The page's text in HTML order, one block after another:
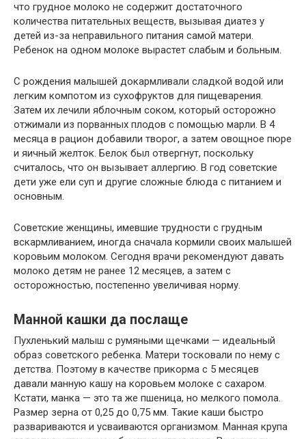
что грудное молоко не содержит достаточного
количества питательных веществ, вызывая диатез у
детей из-за неправильного питания самой матери.
Ребенок на одном молоке вырастет слабым и больным.
С рождения малышей докармливали сладкой водой или
легким компотом из сухофруктов для пищеварения.
Затем их лечили яблочным соком, который осторожно
отжимали из порванных плодов с помощью марли. В 4
месяца в рацион добавили творог, а затем овощное пюре
и яичный желток. Белок был отвергнут, поскольку
считалось, что он вызывает аллергию. В год советские
дети уже ели суп и другие сложные блюда с питанием и
основным.
Советские женщины, имевшие трудности с грудным
вскармливанием, иногда сначала кормили своих малышей
коровьим молоком. Сегодня врачи рекомендуют давать
молоко детям не ранее 12 месяцев, а затем с
осторожностью, постепенно увеличивая норму.
Манной кашки да послаще
Пухленький малыш с румяными щечками — идеальный
образ советского ребенка. Матери тосковали по нему с
детства. Поэтому в качестве прикорма с 5 месяцев
давали манную кашу на коровьем молоке с сахаром.
Кстати, манка — это та же пшеница, но мелкого помола.
Размер зерна от 0,25 до 0,75 мм. Такие каши быстро
развариваются и усваиваются организмом. Манная крупа